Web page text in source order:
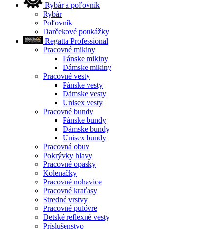
Rybár a poľovník
Rybár
Poľovník
Darčekové poukážky
Regatta Professional
Pracovné mikiny
Pánske mikiny
Dámske mikiny
Pracovné vesty
Pánske vesty
Dámske vesty
Unisex vesty
Pracovné bundy
Pánske bundy
Dámske bundy
Unisex bundy
Pracovná obuv
Pokrývky hlavy
Pracovné opasky
Kolenačky
Pracovné nohavice
Pracovné kraťasy
Stredné vrstvy
Pracovné pulóvre
Detské reflexné vesty
Príslušenstvo